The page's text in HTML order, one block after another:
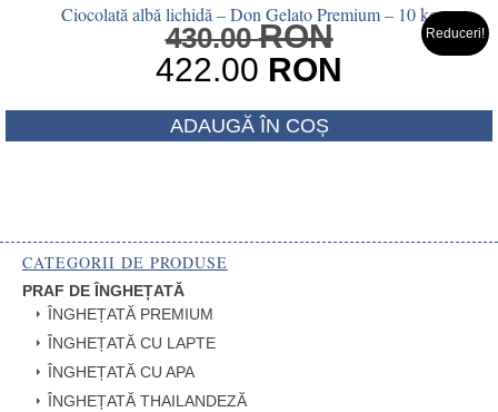
Ciocolată albă lichidă – Don Gelato Premium – 10 kg
430.00RONPrețul
inițial
a
fost:
430.00
422.00 RON
Prețul
curent
ADAUGĂ ÎN COȘ
Reduceri!
CATEGORII DE PRODUSE
PRAF DE ÎNGHEȚATĂ
ÎNGHEȚATĂ PREMIUM
ÎNGHEȚATĂ CU LAPTE
ÎNGHEȚATĂ CU APA
ÎNGHEȚATĂ THAILANDEZĂ